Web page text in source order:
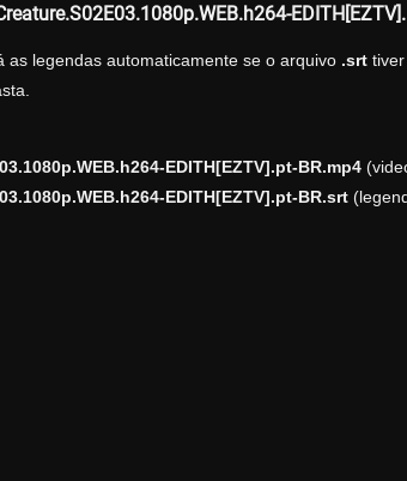
as legendas automaticamente se o arquivo .srttiver
EDITH[EZTV].pt-BR.mp4
EDITH[EZTV].pt-BR.srt